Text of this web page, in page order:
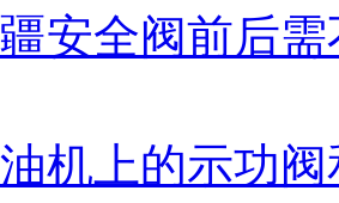
安全阀前后
机上的示功